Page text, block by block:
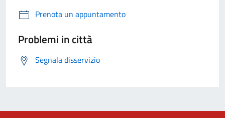
Prenota un appuntamento
Problemi in città
Segnala disservizio